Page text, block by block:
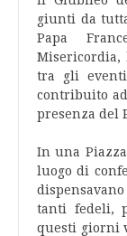
giunti da
Papa
Misericordia,
tra gli
contribuito
presenza del
In una
luogo di
tanti fedeli,
questi giorni